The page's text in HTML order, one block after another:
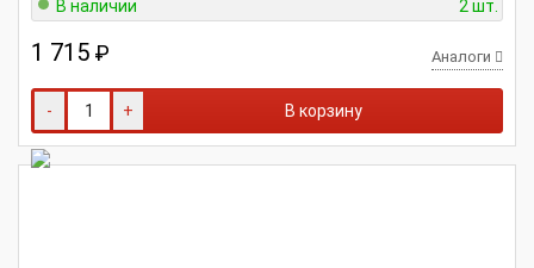
В наличии 2 шт.
1 715 ₽ Аналоги
- + В корзину